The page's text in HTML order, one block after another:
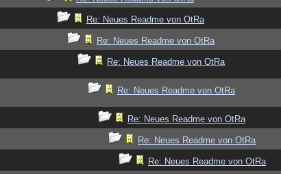
Re: Neues Readme von OtRa
Re: Neues Readme von OtRa
Re: Neues Readme von OtRa
Re: Neues Readme von OtRa
Re: Neues Readme von OtRa
Re: Neues Readme von OtRa
Re: Neues Readme von OtRa